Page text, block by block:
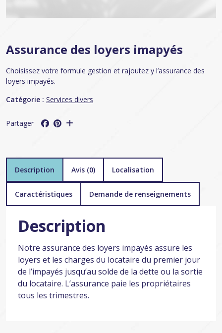
Assurance des loyers imapyés
Choisissez votre formule gestion et rajoutez y l’assurance des
loyers impayés.
Catégorie : Services divers
Partager
Description Avis (0) Localisation
Caractéristiques Demande de renseignements
Description
Notre assurance des loyers impayés assure les
loyers et les charges du locataire du premier jour
de l’impayés jusqu’au solde de la dette ou la sortie
du locataire. L’assurance paie les propriétaires
tous les trimestres.